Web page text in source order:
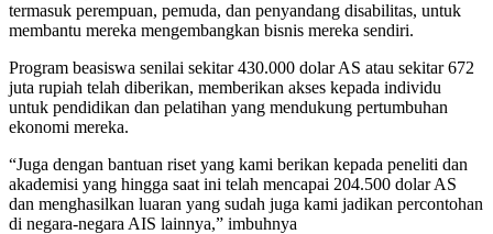
termasuk perempuan, pemuda, dan penyandang disabilitas, untuk
membantu mereka mengembangkan bisnis mereka sendiri.
Program beasiswa senilai sekitar 430.000 dolar AS atau sekitar 672
juta rupiah telah diberikan, memberikan akses kepada individu
untuk pendidikan dan pelatihan yang mendukung pertumbuhan
ekonomi mereka.
“Juga dengan bantuan riset yang kami berikan kepada peneliti dan
akademisi yang hingga saat ini telah mencapai 204.500 dolar AS
dan menghasilkan luaran yang sudah juga kami jadikan percontohan
di negara-negara AIS lainnya,” imbuhnya